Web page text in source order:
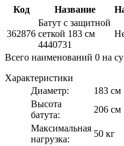
Код Название
362876
Батут с защитной
сеткой 183 см
4440731
Всего наименований 0 на
Характеристики
Диаметр:
183 см
Высота
батута:
206 см
Максимальная
нагрузка:
50 кг